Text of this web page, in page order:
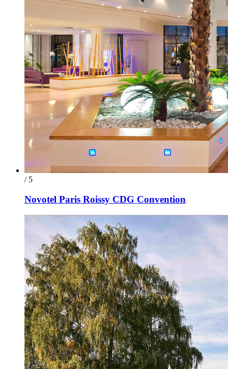
/ 5
Novotel Paris Roissy CDG Convention